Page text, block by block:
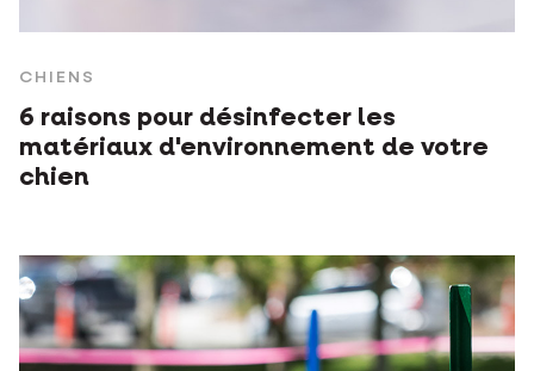
CHIENS
6 raisons pour désinfecter les
matériaux d'environnement de votre
chien